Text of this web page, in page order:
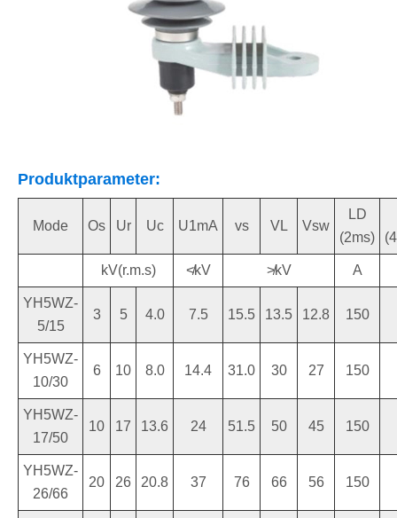
Produktparameter:
Mode Os Ur Uc U1mA vs VL Vsw
LD
(2ms)
kV(r.m.s) ≮kV ≯kV A
YH5WZ-
5/15
3 5 4.0 7.5 15.5 13.5 12.8 150
YH5WZ-
10/30
6 10 8.0 14.4 31.0 30 27 150
YH5WZ-
17/50
10 17 13.6 24 51.5 50 45 150
YH5WZ-
26/66
20 26 20.8 37 76 66 56 150